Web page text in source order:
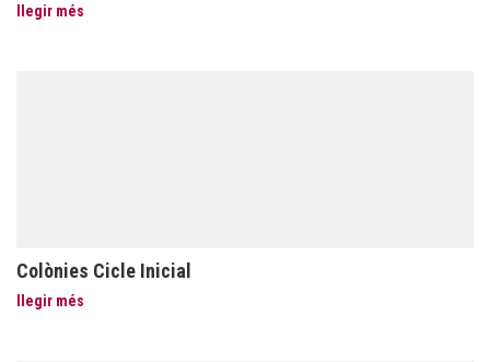
llegir més
Colònies Cicle Inicial
llegir més